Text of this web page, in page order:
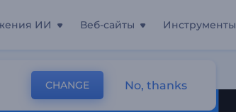
ИИ Веб-сайты Инструменты
CHANGE No, thanks